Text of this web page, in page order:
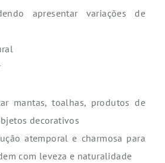
apresentar variações de
mantas, toalhas, produtos de
decorativos
atemporal e charmosa para
com leveza e naturalidade